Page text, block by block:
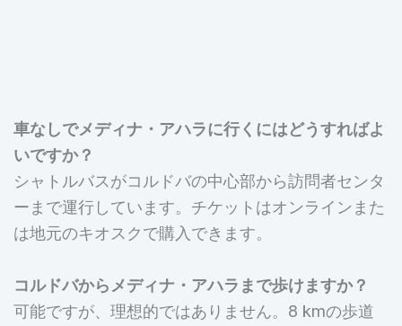
車なしでメディナ・アハラに行くにはどうすればよ
いですか？
シャトルバスがコルドバの中心部から訪問者センタ
ーまで運行しています。チケットはオンラインまた
は地元のキオスクで購入できます。
コルドバからメディナ・アハラまで歩けますか？
可能ですが、理想的ではありません。8 kmの歩道